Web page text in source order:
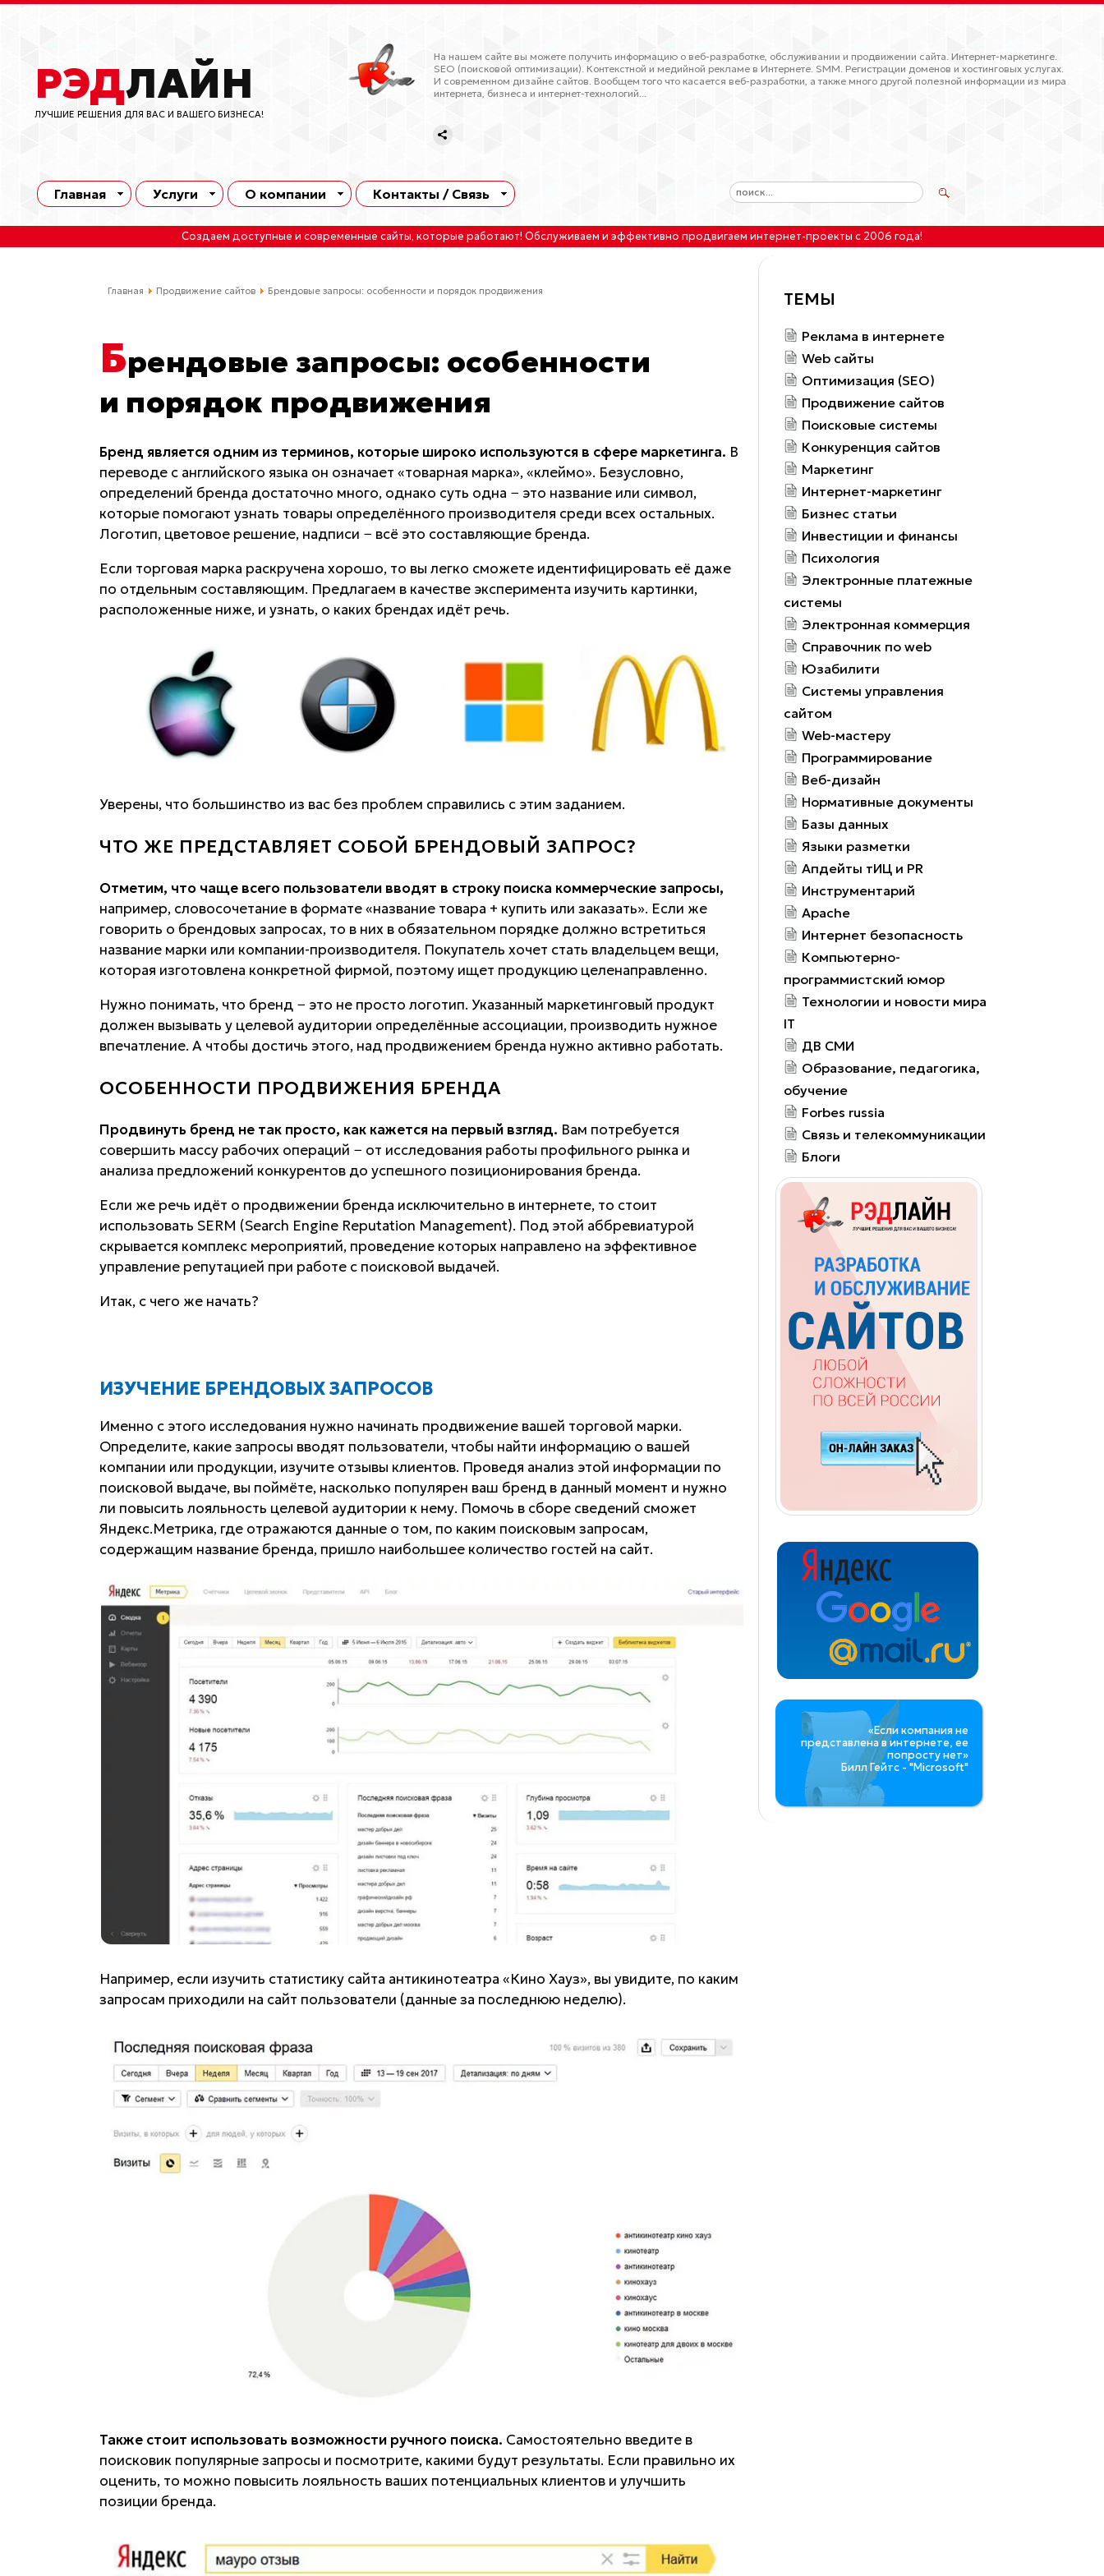
РЭДЛАЙН
ЛУЧШИЕ РЕШЕНИЯ ДЛЯ ВАС И ВАШЕГО БИЗНЕСА!
На нашем сайте вы можете получить информацию о веб-разработке, обслуживании и продвижении сайта. Интернет-маркетинге.
SEO (поисковой оптимизации). Контекстной и медийной рекламе в Интернете. SMM. Регистрации доменов и хостинговых услугах.
И современном дизайне сайтов. Вообщем того что касается веб-разработки, а также много другой полезной информации из мира
интернета, бизнеса и интернет-технологий...
Главная Услуги О компании Контакты / Связь
Создаем доступные и современные сайты, которые работают! Обслуживаем и эффективно продвигаем интернет-проекты с 2006 года!
Главная Продвижение сайтов Брендовые запросы: особенности и порядок продвижения
Брендовые запросы: особенности
и порядок продвижения
Бренд является одним из терминов, которые широко используются в сфере маркетинга. В
переводе с английского языка он означает «товарная марка», «клеймо». Безусловно,
определений бренда достаточно много, однако суть одна − это название или символ,
которые помогают узнать товары определённого производителя среди всех остальных.
Логотип, цветовое решение, надписи − всё это составляющие бренда.
Если торговая марка раскручена хорошо, то вы легко сможете идентифицировать её даже
по отдельным составляющим. Предлагаем в качестве эксперимента изучить картинки,
расположенные ниже, и узнать, о каких брендах идёт речь.
Уверены, что большинство из вас без проблем справились с этим заданием.
ЧТО ЖЕ ПРЕДСТАВЛЯЕТ СОБОЙ БРЕНДОВЫЙ ЗАПРОС?
Отметим, что чаще всего пользователи вводят в строку поиска коммерческие запросы,
например, словосочетание в формате «название товара + купить или заказать». Если же
говорить о брендовых запросах, то в них в обязательном порядке должно встретиться
название марки или компании-производителя. Покупатель хочет стать владельцем вещи,
которая изготовлена конкретной фирмой, поэтому ищет продукцию целенаправленно.
Нужно понимать, что бренд − это не просто логотип. Указанный маркетинговый продукт
должен вызывать у целевой аудитории определённые ассоциации, производить нужное
впечатление. А чтобы достичь этого, над продвижением бренда нужно активно работать.
ОСОБЕННОСТИ ПРОДВИЖЕНИЯ БРЕНДА
Продвинуть бренд не так просто, как кажется на первый взгляд. Вам потребуется
совершить массу рабочих операций − от исследования работы профильного рынка и
анализа предложений конкурентов до успешного позиционирования бренда.
Если же речь идёт о продвижении бренда исключительно в интернете, то стоит
использовать SERM (Search Engine Reputation Management). Под этой аббревиатурой
скрывается комплекс мероприятий, проведение которых направлено на эффективное
управление репутацией при работе с поисковой выдачей.
Итак, с чего же начать?
ИЗУЧЕНИЕ БРЕНДОВЫХ ЗАПРОСОВ
Именно с этого исследования нужно начинать продвижение вашей торговой марки.
Определите, какие запросы вводят пользователи, чтобы найти информацию о вашей
компании или продукции, изучите отзывы клиентов. Проведя анализ этой информации по
поисковой выдаче, вы поймёте, насколько популярен ваш бренд в данный момент и нужно
ли повысить лояльность целевой аудитории к нему. Помочь в сборе сведений сможет
Яндекс.Метрика, где отражаются данные о том, по каким поисковым запросам,
содержащим название бренда, пришло наибольшее количество гостей на сайт.
Например, если изучить статистику сайта антикинотеатра «Кино Хауз», вы увидите, по каким
запросам приходили на сайт пользователи (данные за последнюю неделю).
Также стоит использовать возможности ручного поиска. Самостоятельно введите в
поисковик популярные запросы и посмотрите, какими будут результаты. Если правильно их
оценить, то можно повысить лояльность ваших потенциальных клиентов и улучшить
позиции бренда.
ТЕМЫ
Реклама в интернете
Web сайты
Оптимизация (SEO)
Продвижение сайтов
Поисковые системы
Конкуренция сайтов
Маркетинг
Интернет-маркетинг
Бизнес статьи
Инвестиции и финансы
Психология
Электронные платежные
системы
Электронная коммерция
Справочник по web
Юзабилити
Системы управления
сайтом
Web-мастеру
Программирование
Веб-дизайн
Нормативные документы
Базы данных
Языки разметки
Апдейты тИЦ и PR
Инструментарий
Apache
Интернет безопасность
Компьютерно-
программистский юмор
Технологии и новости мира
IT
ДВ СМИ
Образование, педагогика,
обучение
Forbes russia
Связь и телекоммуникации
Блоги
«Если компания не
представлена в интернете, ее
попросту нет»
Билл Гейтс - "Microsoft"